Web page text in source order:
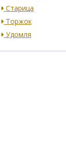
Старица
Торжок
Удомля